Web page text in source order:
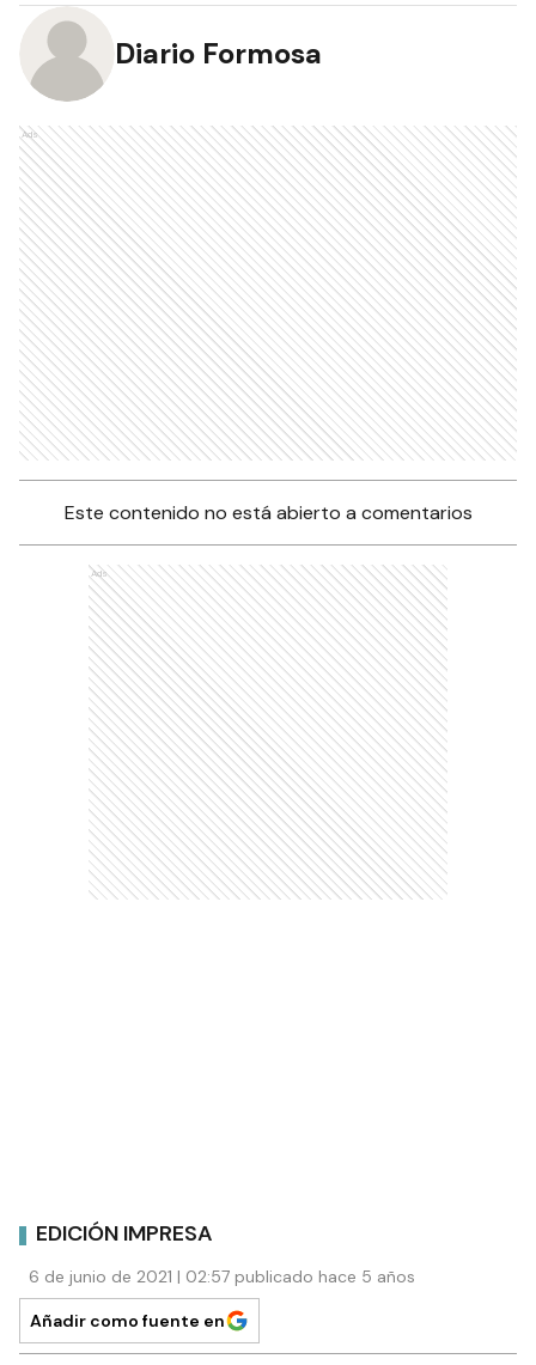
Diario Formosa
Ads
Este contenido no está abierto a comentarios
Ads
EDICIÓN IMPRESA
6 de junio de 2021 | 02:57 publicado hace 5 años
Añadir como fuente en